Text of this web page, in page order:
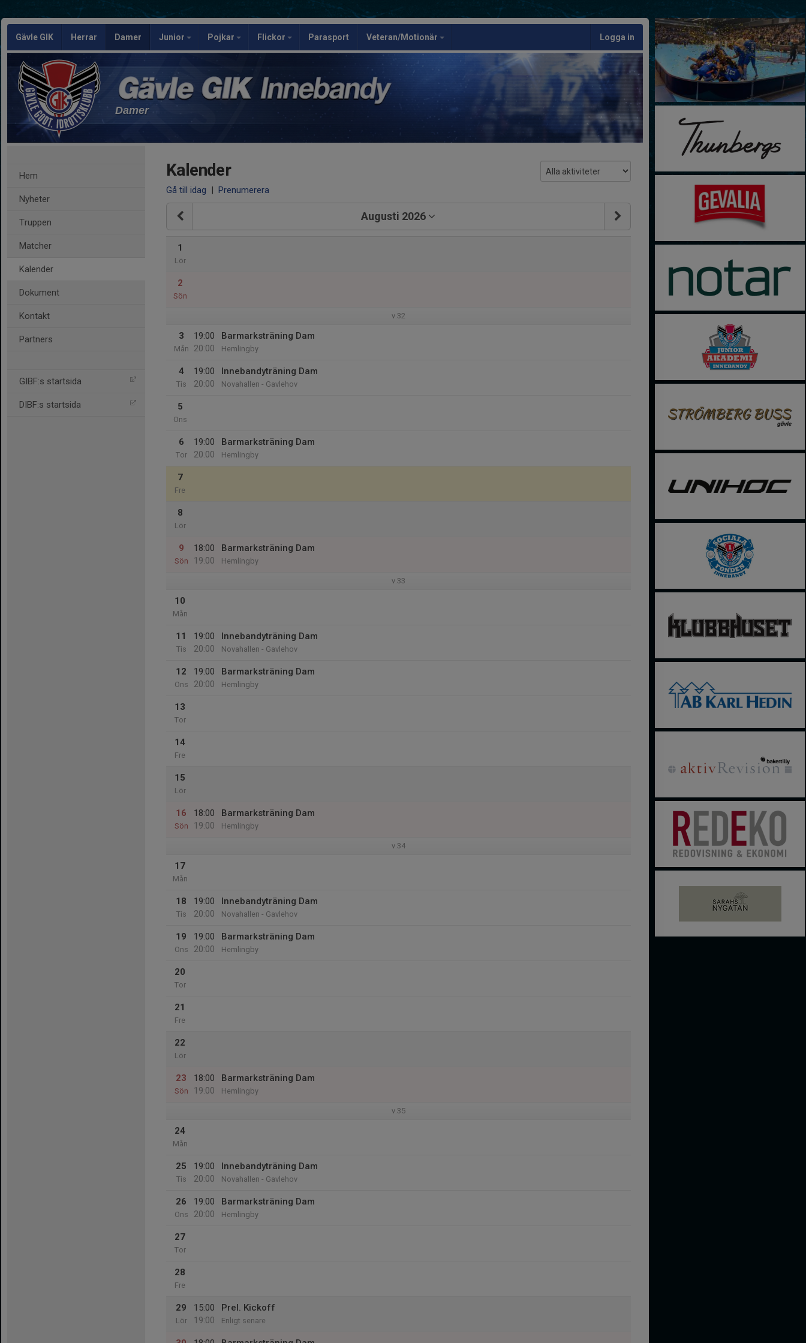
Gävle GIK Herrar Damer Junior Pojkar Flickor Parasport Veteran/Motionär Logga in
Damer
Hem
Nyheter
Truppen
Matcher
Kalender
Dokument
Kontakt
Partners
GIBF:s startsida
DIBF:s startsida
Kalender
Gå till idag | Prenumerera
Augusti 2026
1
Lör
2
Sön
v.32
3
Mån
19:00
20:00
Barmarksträning Dam
Hemlingby
4
Tis
19:00
20:00
Innebandyträning Dam
Novahallen - Gavlehov
5
Ons
6
Tor
19:00
20:00
Barmarksträning Dam
Hemlingby
7
Fre
8
Lör
9
Sön
18:00
19:00
Barmarksträning Dam
Hemlingby
v.33
10
Mån
11
Tis
19:00
20:00
Innebandyträning Dam
Novahallen - Gavlehov
12
Ons
19:00
20:00
Barmarksträning Dam
Hemlingby
13
Tor
14
Fre
15
Lör
16
Sön
18:00
19:00
Barmarksträning Dam
Hemlingby
v.34
17
Mån
18
Tis
19:00
20:00
Innebandyträning Dam
Novahallen - Gavlehov
19
Ons
19:00
20:00
Barmarksträning Dam
Hemlingby
20
Tor
21
Fre
22
Lör
23
Sön
18:00
19:00
Barmarksträning Dam
Hemlingby
v.35
24
Mån
25
Tis
19:00
20:00
Innebandyträning Dam
Novahallen - Gavlehov
26
Ons
19:00
20:00
Barmarksträning Dam
Hemlingby
27
Tor
28
Fre
29
Lör
15:00
19:00
Prel. Kickoff
Enligt senare